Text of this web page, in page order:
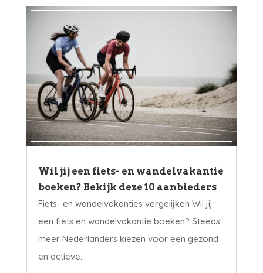
Wil jij een fiets- en wandelvakantie
boeken? Bekijk deze 10 aanbieders
Fiets- en wandelvakanties vergelijken Wil jij
een fiets en wandelvakantie boeken? Steeds
meer Nederlanders kiezen voor een gezond
en actieve...